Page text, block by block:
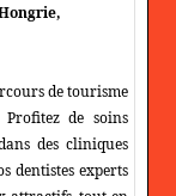
de tourisme
de soins
des cliniques
dentistes experts